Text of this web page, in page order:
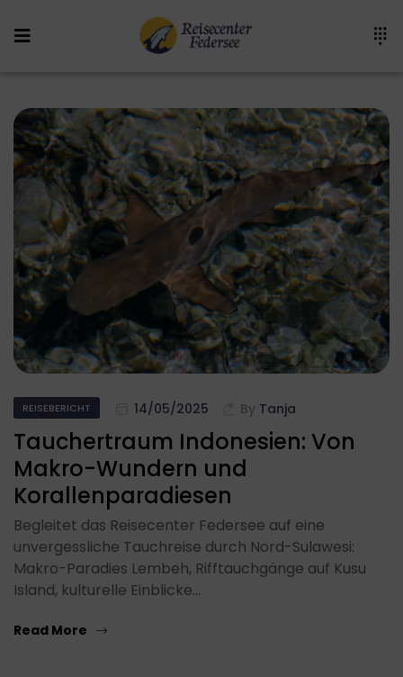
REISEBERICHT 14/05/2025 By Tanja
Tauchertraum Indonesien: Von
Makro-Wundern und
Korallenparadiesen
Begleitet das Reisecenter Federsee auf eine
unvergessliche Tauchreise durch Nord-Sulawesi:
Makro-Paradies Lembeh, Rifftauchgänge auf Kusu
Island, kulturelle Einblicke…
Read More